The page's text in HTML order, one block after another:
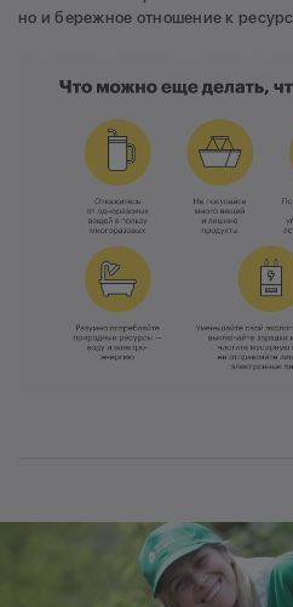
но и бережное отношение к